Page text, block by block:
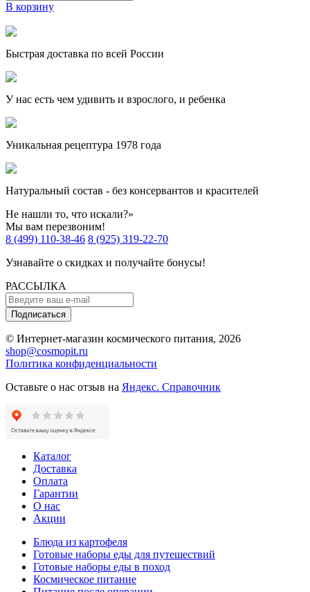
В корзину
Быстрая доставка по всей России
У нас есть чем удивить и взрослого, и ребенка
Уникальная рецептура 1978 года
Натуральный состав - без консервантов и красителей
Не нашли то, что искали?»
Мы вам перезвоним!
8 (499) 110-38-46 8 (925) 319-22-70
Узнавайте о скидках и получайте бонусы!
РАССЫЛКА
Подписаться
© Интернет-магазин космического питания, 2026
shop@cosmopit.ru
Политика конфиденциальности
Оставьте о нас отзыв на Яндекс. Справочник
Каталог
Доставка
Оплата
Гарантии
О нас
Акции
Блюда из картофеля
Готовые наборы еды для путешествий
Готовые наборы еды в поход
Космическое питание